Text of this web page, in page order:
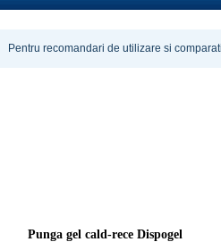
Pentru recomandari de utilizare si
Punga gel cald-rece Dispogel